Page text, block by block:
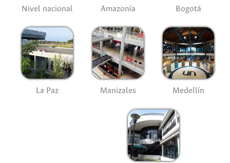
Nivel nacional Amazonía Bogotá
La Paz Manizales Medellín